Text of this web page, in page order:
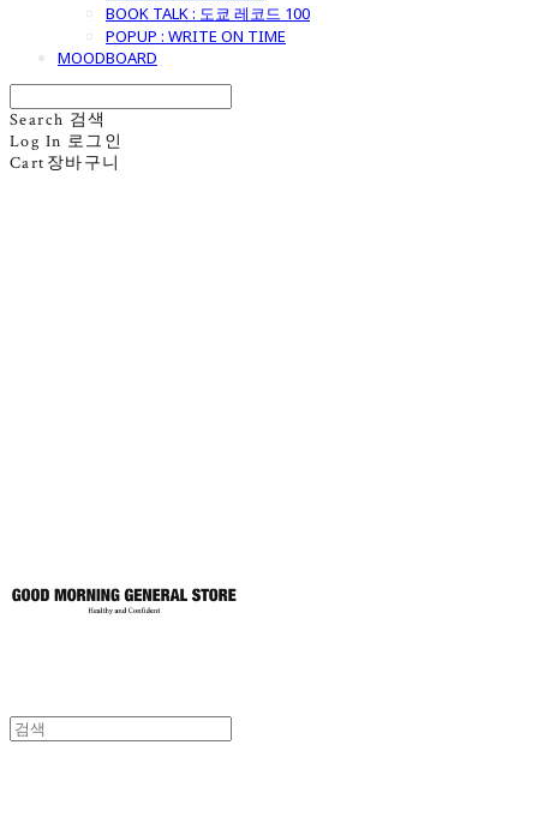
BOOK TALK : 도쿄 레코드 100
POPUP : WRITE ON TIME
MOODBOARD
Search 검색
Log In 로그인
Cart 장바구니